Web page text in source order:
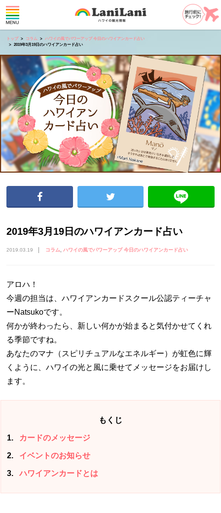
トップ コラム
ハワイの風でパワーアップ 今日のハワイアンカード占い
2019年3月19日のハワイアンカード占い
2019年3月19日のハワイアンカード占い
2019.03.19 コラム ハワイの風でパワーアップ 今日のハワイアンカード占い
アロハ！
今週の担当は、ハワイアンカードスクール公認ティーチャ
ーNatsukoです。
何かが終わったら、新しい何かが始まると気付かせてくれ
る季節ですね。
あなたのマナ（スピリチュアルなエネルギー）が虹色に輝
くように、ハワイの光と風に乗せてメッセージをお届けし
ます。
もくじ
1 カードのメッセージ
2 イベントのお知らせ
3 ハワイアンカードとは